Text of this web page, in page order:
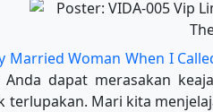
Married Woman When I
dapat merasakan
Mari kita